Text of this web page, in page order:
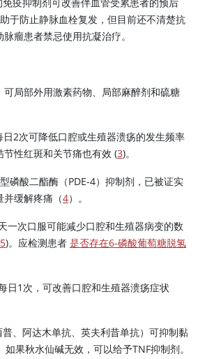
于防止静脉血栓复发，但目前还不清楚抗
瘤患者禁忌使用抗凝治疗。
局部外用激素药物、局部麻醉剂和硫糖
2次可降低口腔或生殖器溃疡的发生频率
性红斑和关节痛也有效 (3)。
磷酸二酯酶（PDE-4）抑制剂，已被证实
缓解疼痛（4）。
一次口服可能减少口腔和生殖器病变的数
5)。应检测患者 是否存在6-磷酸葡萄糖脱氢
日1次，可改善口腔和生殖器溃疡症状
、阿达木单抗、英夫利昔单抗）可抑制黏
如果秋水仙碱无效，可以给予TNF抑制剂。